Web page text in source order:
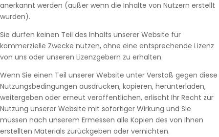
anerkannt werden (außer wenn die Inhalte von Nutzern erstellt
wurden).
Sie dürfen keinen Teil des Inhalts unserer Website für
kommerzielle Zwecke nutzen, ohne eine entsprechende Lizenz
von uns oder unseren Lizenzgebern zu erhalten.
Wenn Sie einen Teil unserer Website unter Verstoß gegen diese
Nutzungsbedingungen ausdrucken, kopieren, herunterladen,
weitergeben oder erneut veröffentlichen, erlischt Ihr Recht zur
Nutzung unserer Website mit sofortiger Wirkung und Sie
müssen nach unserem Ermessen alle Kopien des von Ihnen
erstellten Materials zurückgeben oder vernichten.